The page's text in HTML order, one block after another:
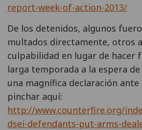
report-week-of-action-2013/
De los detenidos, algunos
multados directamente, otros
culpabilidad en lugar de hacer
larga temporada a la espera
una magnífica declaración
pinchar aquí:
http://www.counterfire.org/
dsei-defendants-put-arms-